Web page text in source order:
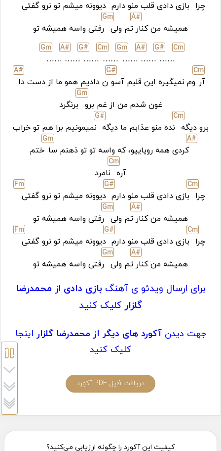
چرا بازی دادی قلب منو دارم دیوونه میشم تو نرو گفتی
همیشه من کنار
A#
تم ولی
Gm
رفتی واسه همیشه تو
Cm
……
G#
……
A#
……
Gm
……
Cm
……
G#
……
A#
……
Gm
آر
Cm
وم نمیگیره این قلبم آسو
G#
ن دادیم همو ما از دست دا
A#
غون شدم من از غم برو
Gm
برنگرد
برو دیگه
Cm
نده منو عذابم ما دیگه
G#
نمیمونیم برا هم تو خراب
A#
کردی همه رویاییو، که واسه تو تو ذهنم سا
Gm
ختم
آره
Cm
نامرد
چرا
Cm
بازی دادی قلب منو دارم
G#
دیوونه میشم تو نرو گفتی
Fm
همیشه من کنار
A#
تم ولی
Gm
رفتی واسه همیشه تو
چرا
Cm
بازی دادی قلب منو دارم
G#
دیوونه میشم تو نرو گفتی
Fm
همیشه من کنار
A#
تم ولی
Gm
رفتی واسه همیشه تو
برای ارسال ویدئو ی آهنگ بازی دادی از محمدرضا
گلزار کلیک کنید
جهت دیدنآکورد های دیگر از محمدرضا گلزار اینجا
کلیک کنید
دریافت فایل PDF آکورد